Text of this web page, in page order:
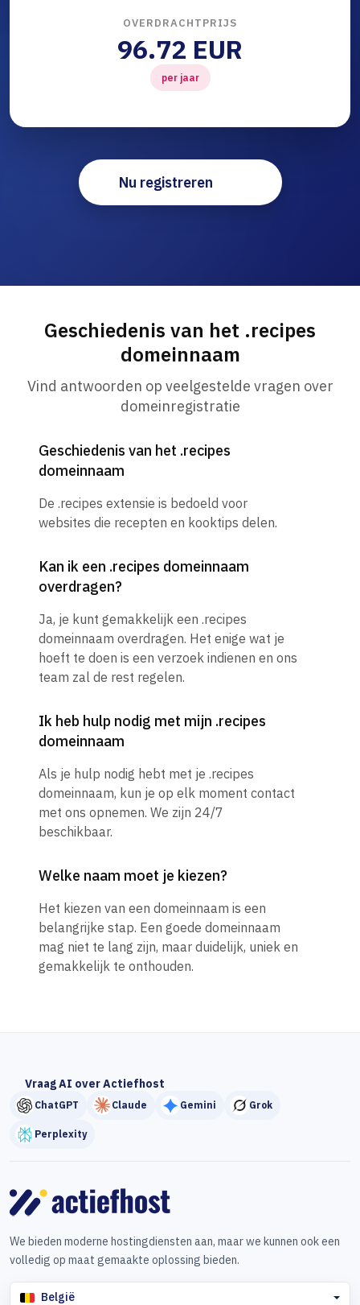
OVERDRACHTPRIJS
96.72 EUR
per jaar
Nu registreren
Geschiedenis van het .recipes
domeinnaam
Vind antwoorden op veelgestelde vragen over
domeinregistratie
Geschiedenis van het .recipes
domeinnaam
De .recipes extensie is bedoeld voor
websites die recepten en kooktips delen.
Kan ik een .recipes domeinnaam
overdragen?
Ja, je kunt gemakkelijk een .recipes
domeinnaam overdragen. Het enige wat je
hoeft te doen is een verzoek indienen en ons
team zal de rest regelen.
Ik heb hulp nodig met mijn .recipes
domeinnaam
Als je hulp nodig hebt met je .recipes
domeinnaam, kun je op elk moment contact
met ons opnemen. We zijn 24/7
beschikbaar.
Welke naam moet je kiezen?
Het kiezen van een domeinnaam is een
belangrijke stap. Een goede domeinnaam
mag niet te lang zijn, maar duidelijk, uniek en
gemakkelijk te onthouden.
Vraag AI over Actiefhost
ChatGPT Claude Gemini Grok
Perplexity
We bieden moderne hostingdiensten aan, maar we kunnen ook een
volledig op maat gemaakte oplossing bieden.
België